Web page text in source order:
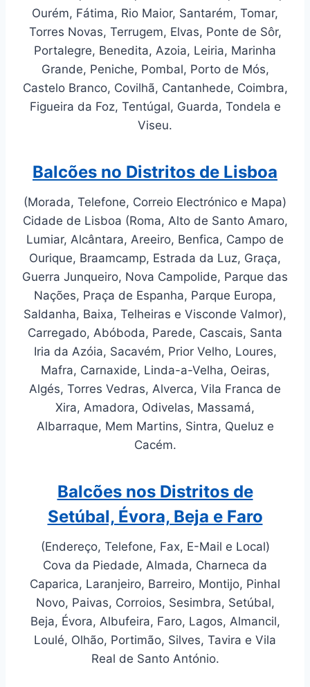
Ourém, Fátima, Rio Maior, Santarém, Tomar,
Torres Novas, Terrugem, Elvas, Ponte de Sôr,
Portalegre, Benedita, Azoia, Leiria, Marinha
Grande, Peniche, Pombal, Porto de Mós,
Castelo Branco, Covilhã, Cantanhede, Coimbra,
Figueira da Foz, Tentúgal, Guarda, Tondela e
Viseu.
Balcões no Distritos de Lisboa
(Morada, Telefone, Correio Electrónico e Mapa)
Cidade de Lisboa (Roma, Alto de Santo Amaro,
Lumiar, Alcântara, Areeiro, Benfica, Campo de
Ourique, Braamcamp, Estrada da Luz, Graça,
Guerra Junqueiro, Nova Campolide, Parque das
Nações, Praça de Espanha, Parque Europa,
Saldanha, Baixa, Telheiras e Visconde Valmor),
Carregado, Abóboda, Parede, Cascais, Santa
Iria da Azóia, Sacavém, Prior Velho, Loures,
Mafra, Carnaxide, Linda-a-Velha, Oeiras,
Algés, Torres Vedras, Alverca, Vila Franca de
Xira, Amadora, Odivelas, Massamá,
Albarraque, Mem Martins, Sintra, Queluz e
Cacém.
Balcões nos Distritos de
Setúbal, Évora, Beja e Faro
(Endereço, Telefone, Fax, E-Mail e Local)
Cova da Piedade, Almada, Charneca da
Caparica, Laranjeiro, Barreiro, Montijo, Pinhal
Novo, Paivas, Corroios, Sesimbra, Setúbal,
Beja, Évora, Albufeira, Faro, Lagos, Almancil,
Loulé, Olhão, Portimão, Silves, Tavira e Vila
Real de Santo António.